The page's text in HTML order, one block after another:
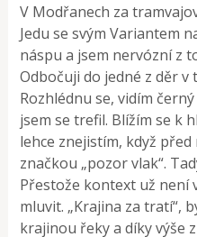
V Modřanech za
Jedu se svým Variantem
náspu a jsem nervózní z
Odbočuji do jedné z děr v
Rozhlédnu se, vidím
jsem se trefil. Blížím se k
lehce znejistím, když
značkou „pozor vlak“.
Přestože kontext už není
mluvit. „Krajina za tratí“,
krajinou řeky a díky výše